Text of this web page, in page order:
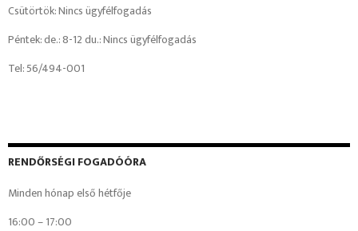
Csütörtök: Nincs ügyfélfogadás
Péntek: de.: 8-12 du.: Nincs ügyfélfogadás
Tel: 56/494-001
RENDŐRSÉGI FOGADÓÓRA
Minden hónap első hétfője
16:00 – 17:00